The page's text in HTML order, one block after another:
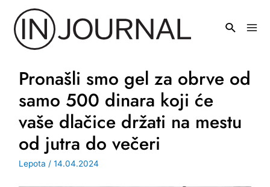
sadržaj
Pronašli smo gel za obrve od
samo 500 dinara koji će
vaše dlačice držati na mestu
od jutra do večeri
Lepota /14.04.2024